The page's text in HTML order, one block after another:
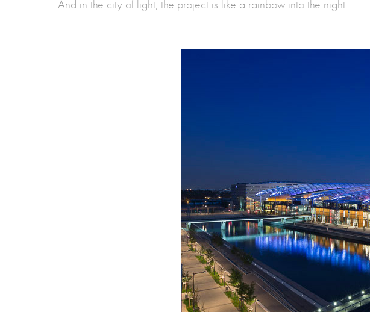
And in the city of light, the project is like a rainbow into the night...